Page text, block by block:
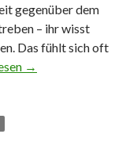
gegenüber dem
– ihr wisst
Das fühlt sich oft
sehr persönlicher
→